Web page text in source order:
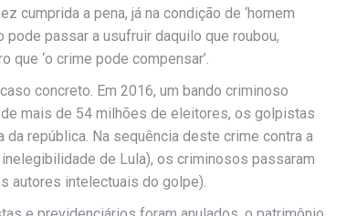
cumprida a pena, já na condição de ‘homem
pode passar a usufruir daquilo que roubou,
que ‘o crime pode compensar’.
concreto. Em 2016, um bando criminoso
mais de 54 milhões de eleitores, os golpistas
república. Na sequência deste crime contra a
de Lula), os criminosos passaram
autores intelectuais do golpe).